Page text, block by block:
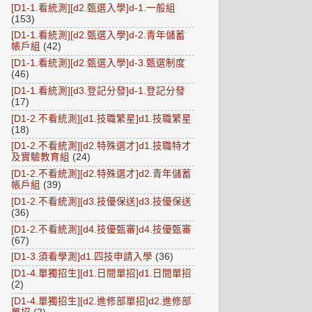
[D1-1.看統測][d2.甄選入學]d-1.一般組
(153)
[D1-1.看統測][d2.甄選入學]d-2.青年儲蓄
帳戶組 (42)
[D1-1.看統測][d2.甄選入學]d-3.甄選制度
(46)
[D1-1.看統測][d3.登記分發]d-1.登記分發
(17)
[D1-2.不看統測][d1.技職繁星]d1.技職繁星
(18)
[D1-2.不看統測][d2.特殊選才]d1.技職特才
及實驗教育組 (24)
[D1-2.不看統測][d2.特殊選才]d2.青年儲蓄
帳戶組 (39)
[D1-2.不看統測][d3.技優保送]d3.技優保送
(36)
[D1-2.不看統測][d4.技優甄審]d4.技優甄審
(67)
[D1-3.須看學測]d1.四技申請入學 (36)
[D1-4.單獨招生][d1.日間單招]d1.日間單招
(2)
[D1-4.單獨招生][d2.進修部單招]d2.進修部